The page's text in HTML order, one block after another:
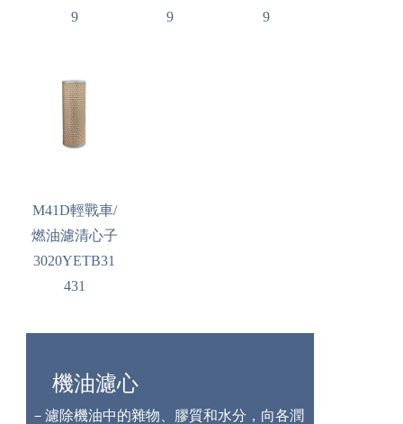
9
9
9
M41D輕戰車/
燃油濾清心子
3020YETB31
431
機油濾心
－濾除機油中的雜物、膠質和水分，向各潤